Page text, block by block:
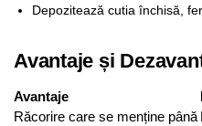
Depozitează cutia închisă,
Avantaje și
Avantaje
Răcorire care se menține până